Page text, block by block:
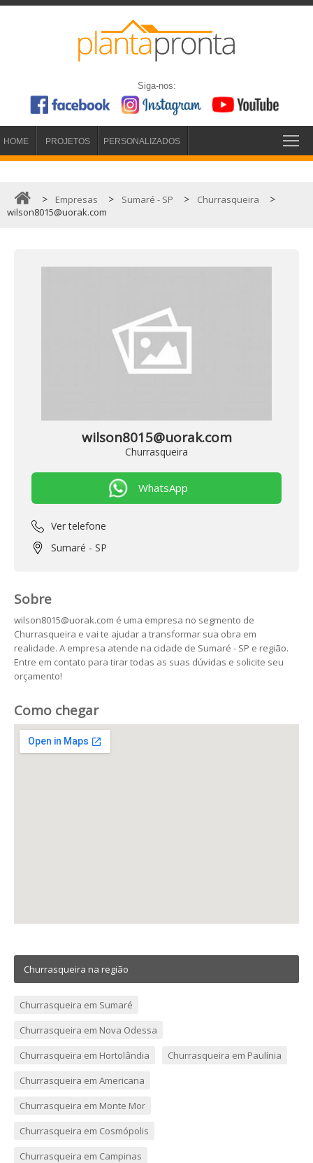
Siga-nos:
HOME PROJETOS PERSONALIZADOS
> Empresas > Sumaré - SP > Churrasqueira >
wilson8015@uorak.com
wilson8015@uorak.com
Churrasqueira
Ver telefone
Sumaré - SP
Sobre
wilson8015@uorak.com é uma empresa no segmento de
Churrasqueira e vai te ajudar a transformar sua obra em
realidade. A empresa atende na cidade de Sumaré - SP e região.
Entre em contato para tirar todas as suas dúvidas e solicite seu
orçamento!
Como chegar
Churrasqueira na região
Churrasqueira em Sumaré
Churrasqueira em Nova Odessa
Churrasqueira em Hortolândia
Churrasqueira em Paulínia
Churrasqueira em Americana
Churrasqueira em Monte Mor
Churrasqueira em Cosmópolis
Churrasqueira em Campinas